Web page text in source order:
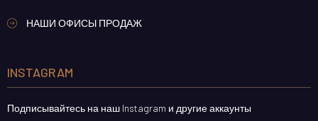
НАШИ ОФИСЫ ПРОДАЖ
INSTAGRAM
Подписывайтесь на наш Instagram и другие аккаунты